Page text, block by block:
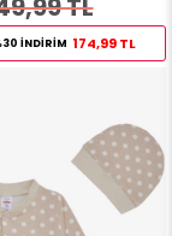
TL
İNDİRİM 174,99 TL